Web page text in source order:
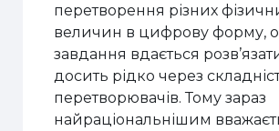
перетворення різних
величин в цифрову форму,
завдання вдається
досить рідко через
перетворювачів. Тому зараз
найраціональнішим